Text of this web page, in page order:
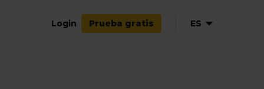
Login Prueba gratis ES